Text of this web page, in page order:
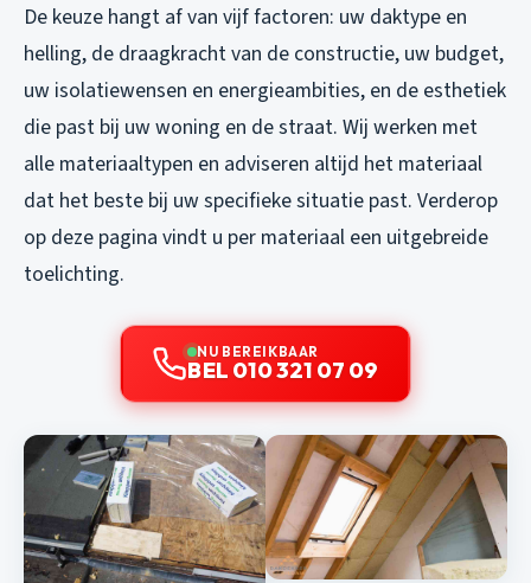
De keuze hangt af van vijf factoren: uw daktype en
helling, de draagkracht van de constructie, uw budget,
uw isolatiewensen en energieambities, en de esthetiek
die past bij uw woning en de straat. Wij werken met
alle materiaaltypen en adviseren altijd het materiaal
dat het beste bij uw specifieke situatie past. Verderop
op deze pagina vindt u per materiaal een uitgebreide
toelichting.
NU BEREIKBAAR
BEL 010 321 07 09